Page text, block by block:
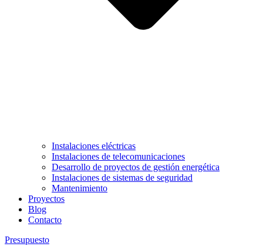
Instalaciones eléctricas
Instalaciones de telecomunicaciones
Desarrollo de proyectos de gestión energética
Instalaciones de sistemas de seguridad
Mantenimiento
Proyectos
Blog
Contacto
Presupuesto